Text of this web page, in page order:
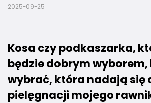
2025-09-25
Kosa czy podkaszarka,
będzie dobrym
wybrać, która nadają się
pielęgnacji mojego